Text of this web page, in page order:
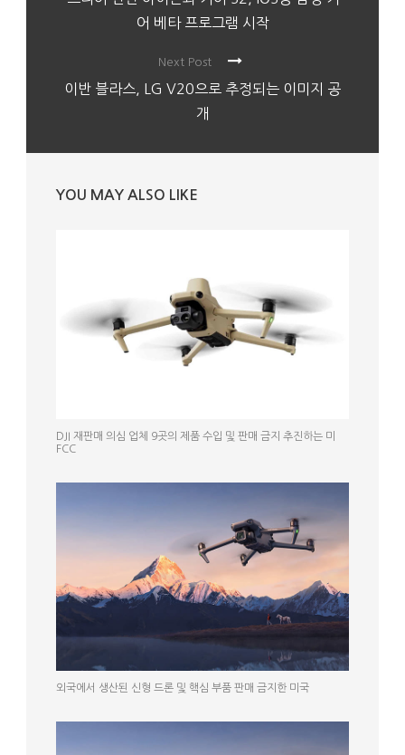
어 베타 프로그램 시작
Next Post
이반 블라스, LG V20으로 추정되는 이미지 공
개
YOU MAY ALSO LIKE
DJI 재판매 의심 업체 9곳의 제품 수입 및 판매 금지 추진하는 미
FCC
외국에서 생산된 신형 드론 및 핵심 부품 판매 금지한 미국